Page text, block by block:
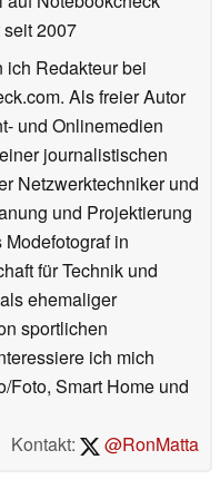
seit 2007
ich Redakteur bei
Als freier Autor
und Onlinemedien
journalistischen
Netzwerktechniker und
und Projektierung
in
für Technik und
ehemaliger
sportlichen
ich mich
Foto, Smart Home und
Kontakt:
@RonMatta